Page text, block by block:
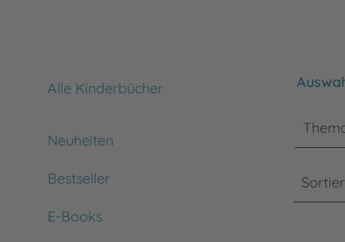
Alle Kinderbücher
Neuheiten
Bestseller
E-Books
Bitte